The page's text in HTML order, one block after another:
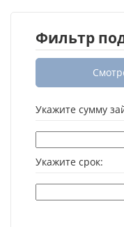
Фильтр
Укажите сумму
Укажите срок: